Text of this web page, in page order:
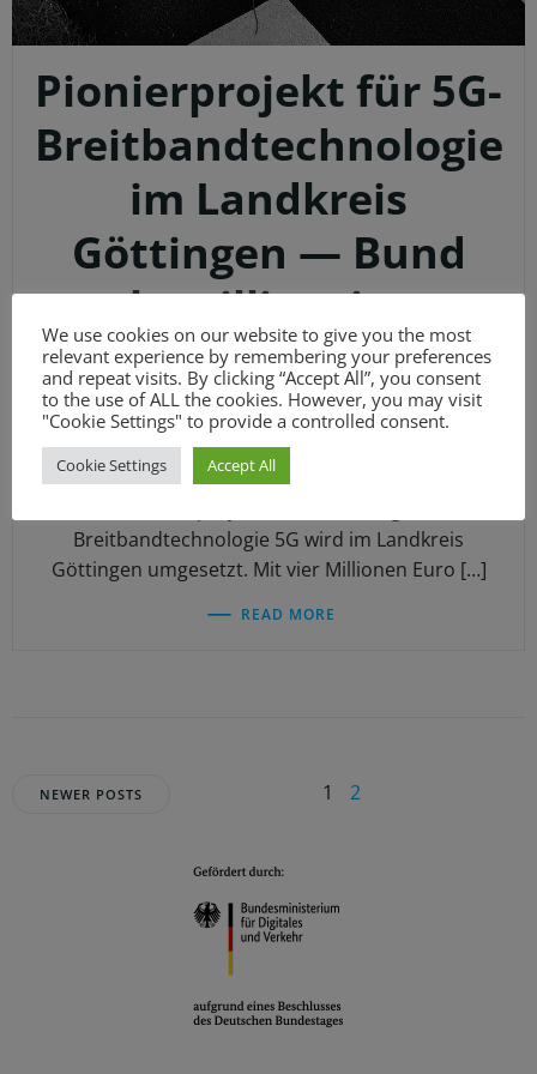
Pionierprojekt für 5G-
Breitbandtechnologie
im Landkreis
Göttingen — Bund
bewilligt vier
Millionen Euro für
Health5G.net
Editorial Team
Breitbandtechnologie 5G wird im Landkreis
Göttingen umgesetzt. Mit vier Millionen Euro […]
READ MORE
NEWER POSTS 1 2
We use cookies on our website to give you the most
relevant experience by remembering your preferences
and repeat visits. By clicking “Accept All”, you consent
to the use of ALL the cookies. However, you may visit
"Cookie Settings" to provide a controlled consent.
Cookie Settings Accept All